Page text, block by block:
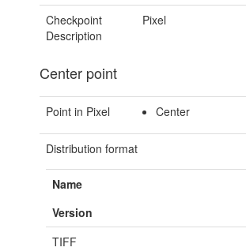
Checkpoint
Description
Pixel
Center point
Point in Pixel Center
Distribution format
Name
Version
TIFF